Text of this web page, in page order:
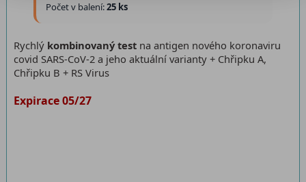
Počet v balení:25 ks
Rychlý kombinovaný test na antigen nového koronaviru
covid SARS-CoV-2 a jeho aktuální varianty + Chřipku A,
Chřipku B + RS Virus
Expirace 05/27